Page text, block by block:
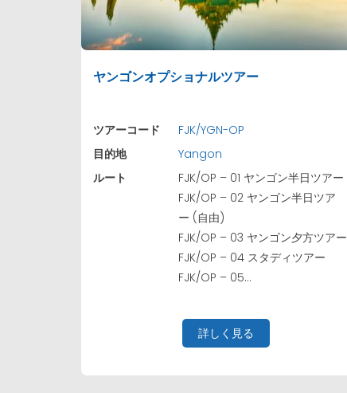
ヤンゴンオプショナルツアー
ツアーコード
FJK/YGN-OP
目的地
Yangon
ルート
FJK/OP – 01 ヤンゴン半日ツアー
FJK/OP – 02 ヤンゴン半日ツア
ー (自由)
FJK/OP – 03 ヤンゴン夕方ツアー
FJK/OP – 04 スタディツアー
FJK/OP – 05...
詳しく見る